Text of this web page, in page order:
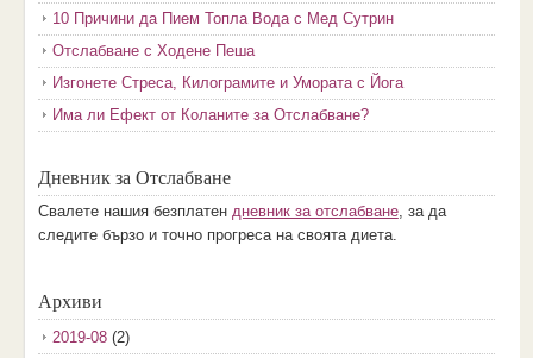
10 Причини да Пием Топла Вода с Мед Сутрин
Отслабване с Ходене Пеша
Изгонете Стреса, Килограмите и Умората с Йога
Има ли Ефект от Коланите за Отслабване?
Дневник за Отслабване
Свалете нашия безплатен дневник за отслабване, за да
следите бързо и точно прогреса на своята диета.
Архиви
2019-08(2)